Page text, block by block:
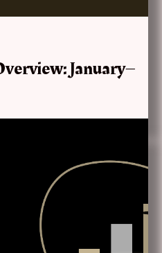
January–